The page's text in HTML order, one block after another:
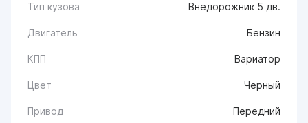
Тип кузова Внедорожник 5 дв.
Двигатель Бензин
КПП Вариатор
Цвет Черный
Привод Передний